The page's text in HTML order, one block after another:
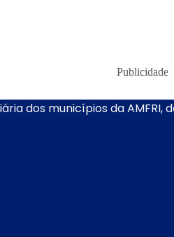
Publicidade
dos municípios da AMFRI,